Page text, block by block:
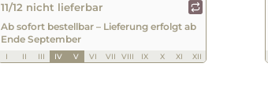
11/12 nicht lieferbar
Ab sofort bestellbar – Lieferung erfolgt ab
Ende September
I II III IV V VI VII VIII IX X XI XII